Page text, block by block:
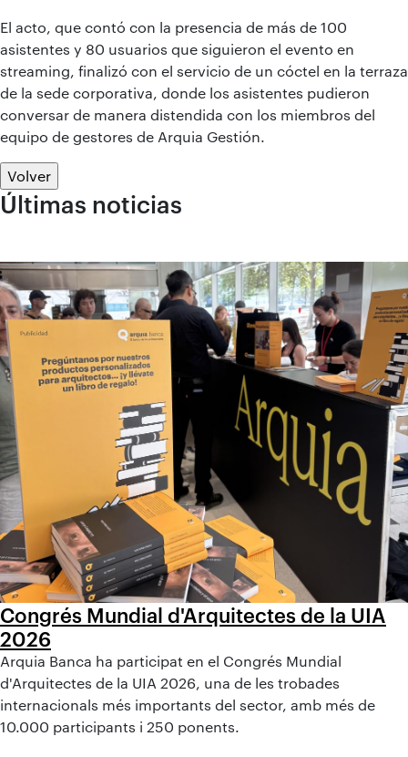
El acto, que contó con la presencia de más de 100
asistentes y 80 usuarios que siguieron el evento en
streaming, finalizó con el servicio de un cóctel en la terraza
de la sede corporativa, donde los asistentes pudieron
conversar de manera distendida con los miembros del
equipo de gestores de Arquia Gestión.
Volver
Últimas noticias
Congrés Mundial d'Arquitectes de la UIA
2026
Arquia Banca ha participat en el Congrés Mundial
d'Arquitectes de la UIA 2026, una de les trobades
internacionals més importants del sector, amb més de
10.000 participants i 250 ponents.